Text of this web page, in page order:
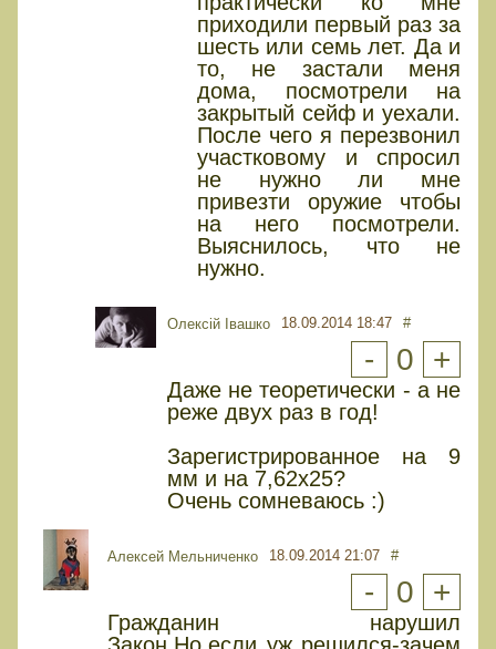
приходили первый раз за
шесть или семь лет. Да и
то, не застали меня
дома, посмотрели на
закрытый сейф и уехали.
После чего я перезвонил
участковому и спросил
не нужно ли мне
привезти оружие чтобы
на него посмотрели.
Выяснилось, что не
нужно.
Олексій Івашко 18.09.2014 18:47 #
- 0 +
Даже не теоретически - а не
реже двух раз в год!
Зарегистрированное на 9
мм и на 7,62х25?
Очень сомневаюсь :)
Алексей Мельниченко 18.09.2014 21:07 #
- 0 +
Гражданин нарушил
Закон.Но,если уж решился-зачем